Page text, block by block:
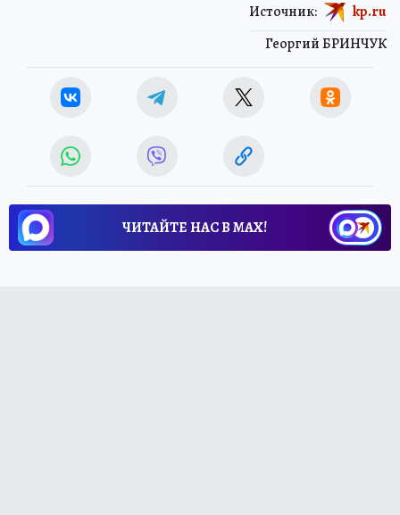
Георгий БРИНЧУК
Источник: kp.ru
ЧИТАЙТЕ НАС В МАХ!